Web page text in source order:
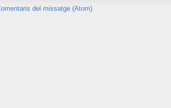
del missatge (Atom)